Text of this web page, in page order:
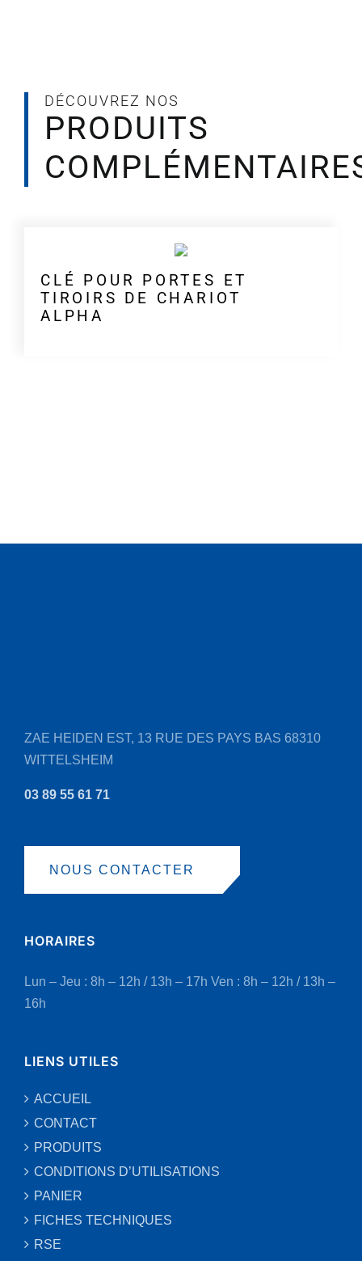
DÉCOUVREZ NOS
PRODUITS
CLÉ POUR PORTES ET
TIROIRS DE CHARIOT
ALPHA
ZAE HEIDEN EST, 13 RUE DES PAYS BAS 68310
WITTELSHEIM
03 89 55 61 71
NOUS CONTACTER
HORAIRES
Lun – Jeu : 8h – 12h / 13h – 17h Ven : 8h – 12h / 13h –
16h
LIENS UTILES
ACCUEIL
CONTACT
PRODUITS
CONDITIONS D’UTILISATIONS
PANIER
FICHES TECHNIQUES
RSE